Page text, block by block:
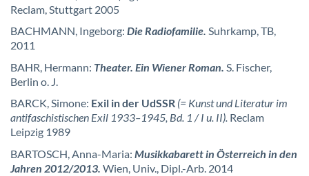
Reclam, Stuttgart 2005
BACHMANN, Ingeborg: Die Radiofamilie. Suhrkamp, TB,
2011
BAHR, Hermann: Theater. Ein Wiener Roman. S. Fischer,
Berlin o. J.
BARCK, Simone: Exil in der UdSSR (= Kunst und Literatur im
antifaschistischen Exil 1933–1945, Bd. 1 / I u. II). Reclam
Leipzig 1989
BARTOSCH, Anna-Maria: Musikkabarett in Österreich in den
Jahren 2012/2013. Wien, Univ., Dipl.-Arb. 2014